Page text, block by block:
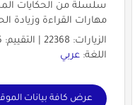
سلسلة من الحكايات
مهارات القراءة وزيادة
الزيارات: 22368 | التقييم: 5 | المقيّمين: 1 | الدولة:
اللغة: عربي
عرض كافة بيانات